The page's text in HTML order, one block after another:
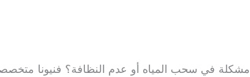
مشكلة في سحب المياه أو عدم النظافة؟ فنيونا